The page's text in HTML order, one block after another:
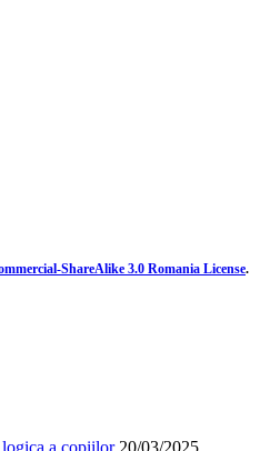
ShareAlike 3.0 Romania License.